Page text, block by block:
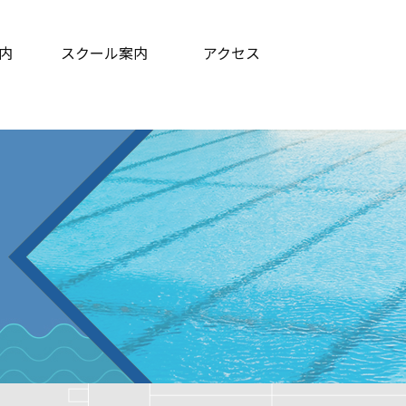
よくある質問
スクール案内
コーチ紹介
アクセス